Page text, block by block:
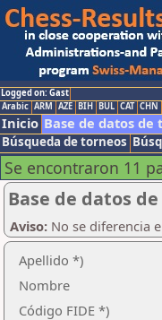
Logged on: Gast
Arabic ARM AZE BIH BUL CAT CHN
Inicio Base de datos de
Búsqueda de torneos
Se encontraron 11
Base de datos
Aviso: No se diferencia
Apellido *)
Nombre
Código FIDE *)